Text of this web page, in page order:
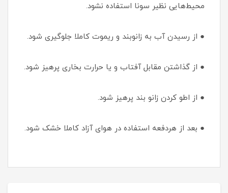
محیط‌هایی نظیر سونا استفاده نشود.
● از رسیدن آب به زانوبند و ریموت کاملا جلوگیری شود.
● از گذاشتن مقابل آفتاب و یا حرارت بخاری پرهیز شود.
● از اطو کردن زانو بند پرهیز شود.
● بعد از هردفعه استفاده در هوای آزاد کاملا خشک شود.